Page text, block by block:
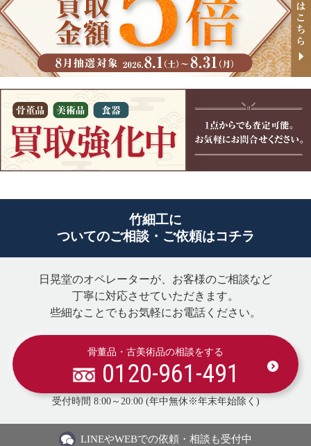
竹細工に
ついてのご相談・ご依頼はコチラ
日晃堂のオペレーターが、お客様のご相談など
丁寧に対応させていただきます。
些細なことでもお気軽にお電話ください。
骨董品・古美術品の相談をする
0120-961-491
受付時間 8:00～20:00 (年中無休※年末年始除く)
LINEやWEBでの依頼・相談も受付中